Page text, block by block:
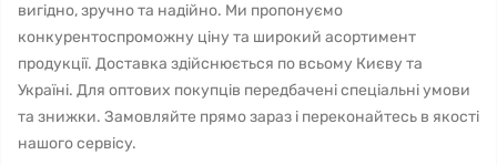
вигідно, зручно та надійно. Ми пропонуємо
конкурентоспроможну ціну та широкий асортимент
продукції. Доставка здійснюється по всьому Києву та
Україні. Для оптових покупців передбачені спеціальні умови
та знижки. Замовляйте прямо зараз і переконайтесь в якості
нашого сервісу.